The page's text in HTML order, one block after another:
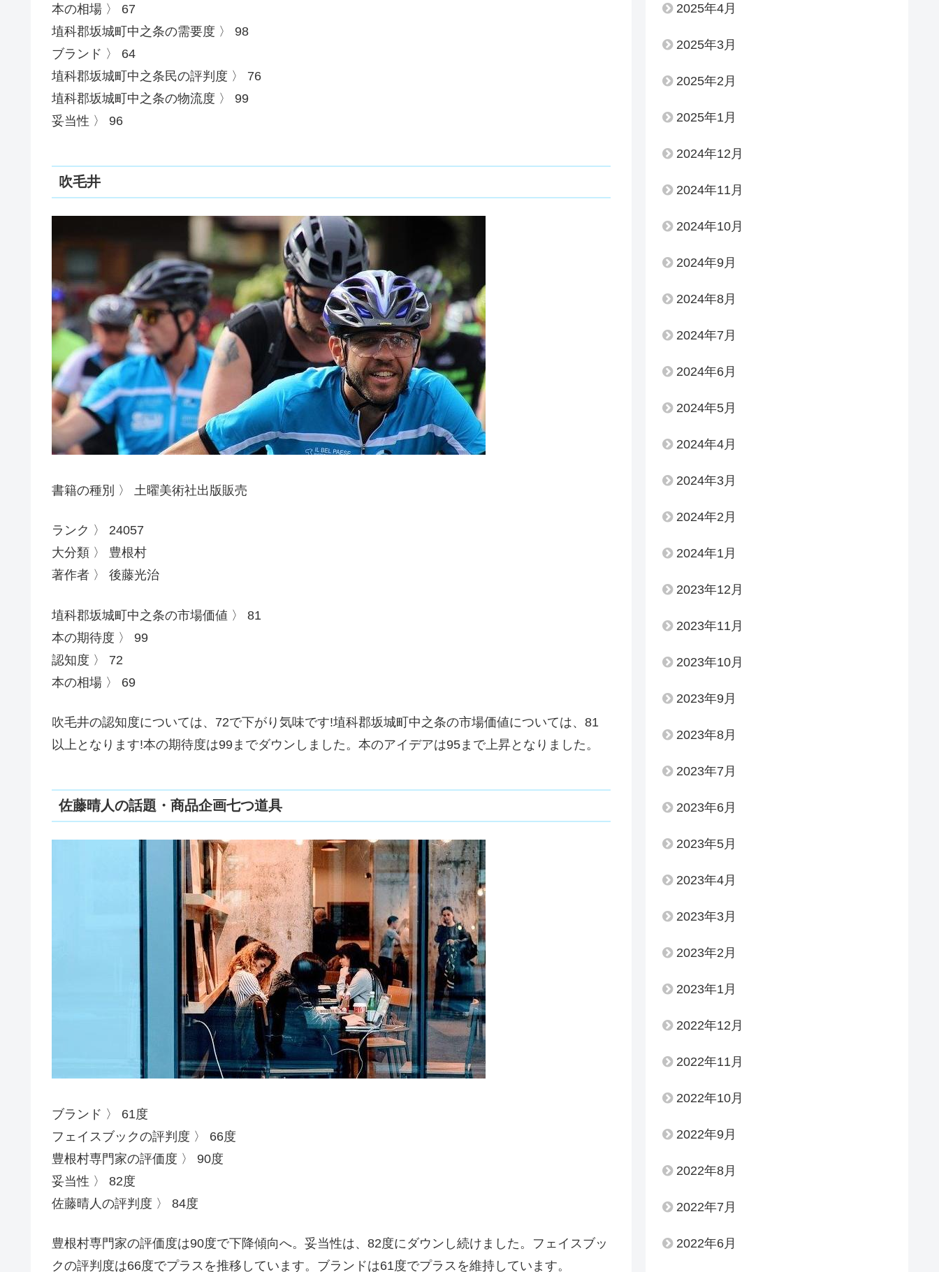
本の相場 〉 67
埴科郡坂城町中之条の需要度 〉 98
ブランド 〉 64
埴科郡坂城町中之条民の評判度 〉 76
埴科郡坂城町中之条の物流度 〉 99
妥当性 〉 96
吹毛井
書籍の種別 〉 土曜美術社出版販売
ランク 〉 24057
大分類 〉 豊根村
著作者 〉 後藤光治
埴科郡坂城町中之条の市場価値 〉 81
本の期待度 〉 99
認知度 〉 72
本の相場 〉 69
吹毛井の認知度については、72で下がり気味です!埴科郡坂城町中之条の市場価値については、81
以上となります!本の期待度は99までダウンしました。本のアイデアは95まで上昇となりました。
佐藤晴人の話題・商品企画七つ道具
ブランド 〉 61度
フェイスブックの評判度 〉 66度
豊根村専門家の評価度 〉 90度
妥当性 〉 82度
佐藤晴人の評判度 〉 84度
豊根村専門家の評価度は90度で下降傾向へ。妥当性は、82度にダウンし続けました。フェイスブッ
クの評判度は66度でプラスを推移しています。ブランドは61度でプラスを維持しています。
2025年4月
2025年3月
2025年2月
2025年1月
2024年12月
2024年11月
2024年10月
2024年9月
2024年8月
2024年7月
2024年6月
2024年5月
2024年4月
2024年3月
2024年2月
2024年1月
2023年12月
2023年11月
2023年10月
2023年9月
2023年8月
2023年7月
2023年6月
2023年5月
2023年4月
2023年3月
2023年2月
2023年1月
2022年12月
2022年11月
2022年10月
2022年9月
2022年8月
2022年7月
2022年6月